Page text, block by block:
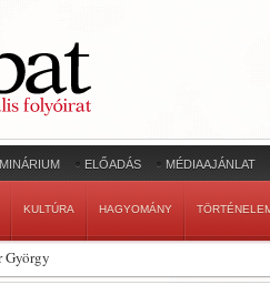
ELŐADÁS MÉDIAAJÁNLAT
KULTÚRA HAGYOMÁNY
György